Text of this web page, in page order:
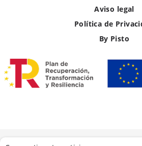
Aviso legal
Política de
By Pisto